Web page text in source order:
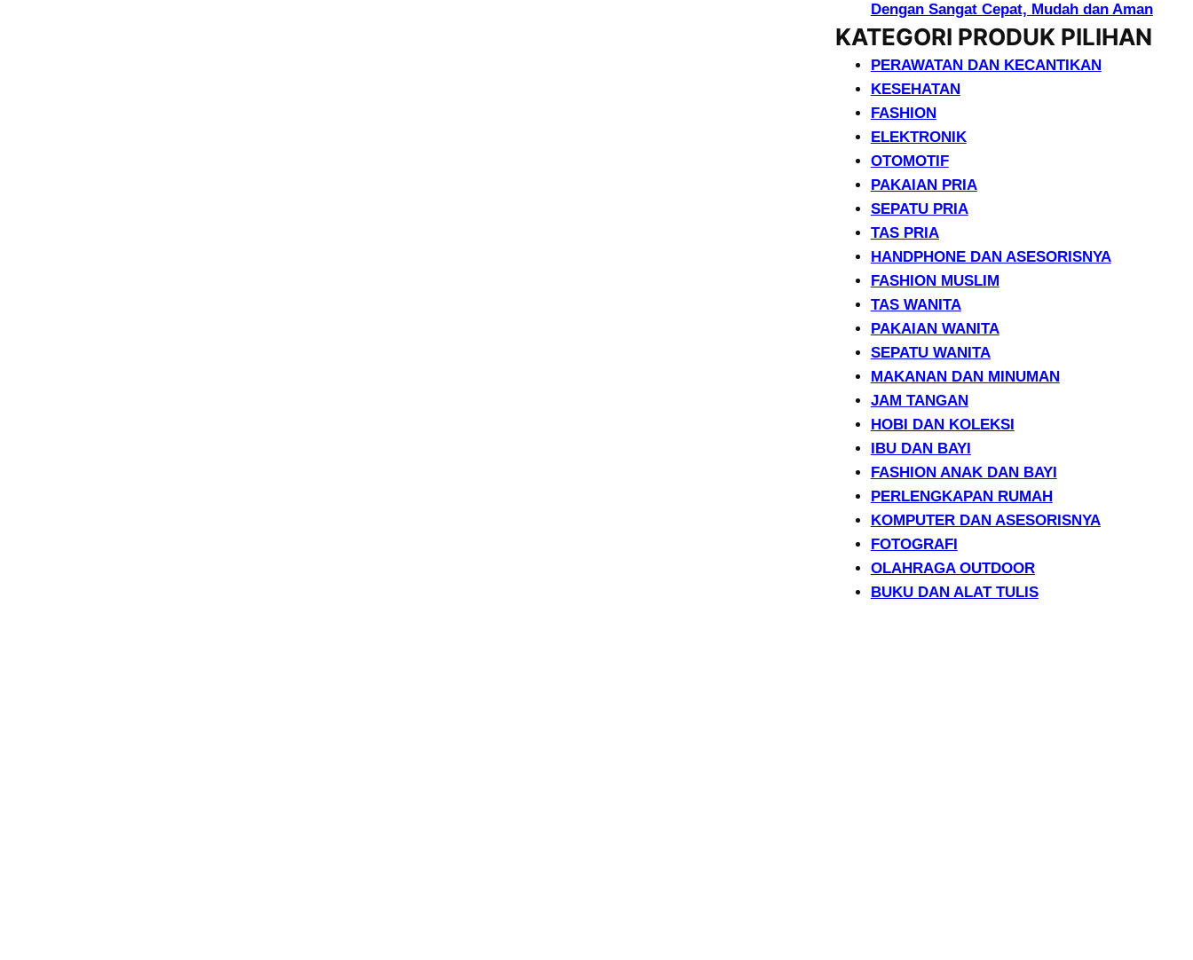
Dengan Sangat Cepat, Mudah dan Aman
KATEGORI PRODUK PILIHAN
PERAWATAN DAN KECANTIKAN
KESEHATAN
FASHION
ELEKTRONIK
OTOMOTIF
PAKAIAN PRIA
SEPATU PRIA
TAS PRIA
HANDPHONE DAN ASESORISNYA
FASHION MUSLIM
TAS WANITA
PAKAIAN WANITA
SEPATU WANITA
MAKANAN DAN MINUMAN
JAM TANGAN
HOBI DAN KOLEKSI
IBU DAN BAYI
FASHION ANAK DAN BAYI
PERLENGKAPAN RUMAH
KOMPUTER DAN ASESORISNYA
FOTOGRAFI
OLAHRAGA OUTDOOR
BUKU DAN ALAT TULIS